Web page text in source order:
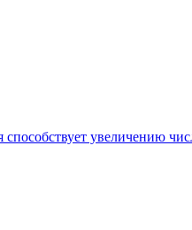
способствует увеличению